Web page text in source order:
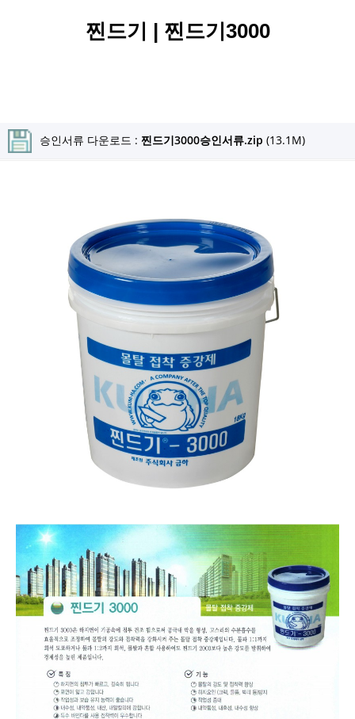
찐드기 | 찐드기3000
승인서류 다운로드 : 찐드기3000승인서류.zip (13.1M)